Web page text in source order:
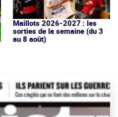
Maillots 2026-2027 : les
sorties de la semaine (du 3
au 8 août)